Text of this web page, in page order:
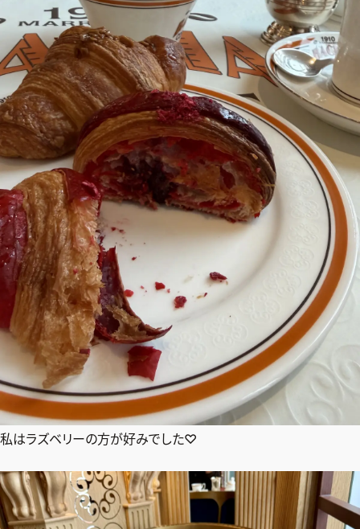
私はラズベリーの方が好みでした♡